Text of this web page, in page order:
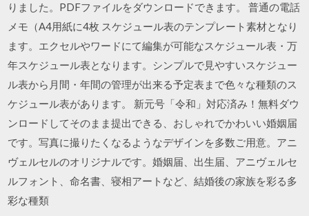
りました。PDFファイルをダウンロードできます。 普通の電話
メモ（A4用紙に4枚 スケジュール表のテンプレート素材となり
ます。エクセルやワードにて編集が可能なスケジュール表・万
年スケジュール表となります。シンプルで見やすいスケジュー
ル表から月間・年間の管理が出来る予定表まで色々な種類のス
ケジュール表があります。 新元号「令和」対応済み！無料ダウ
ンロードしてそのまま提出できる、おしゃれでかわいい婚姻届
です。写真に撮りたくなるようなデザインを多数ご用意。アニ
ヴェルセルのオリジナルです。婚姻届、出生届、アニヴェルセ
ルフォント、命名書、寝相アートなど、結婚後の家族を彩る多
彩な種類